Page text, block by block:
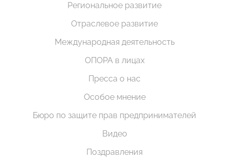
Региональное развитие
Отраслевое развитие
Международная деятельность
ОПОРА в лицах
Пресса о нас
Особое мнение
Бюро по защите прав предпринимателей
Видео
Поздравления